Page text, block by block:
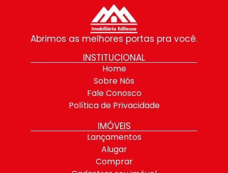
Abrimos as melhores portas pra você.
INSTITUCIONAL
Home
Sobre Nós
Fale Conosco
Política de Privacidade
IMÓVEIS
Lançamentos
Alugar
Comprar